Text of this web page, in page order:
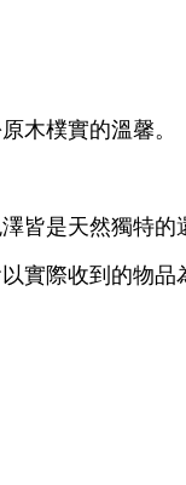
木樸實的溫馨。
皆是天然獨特的
實際收到的物品